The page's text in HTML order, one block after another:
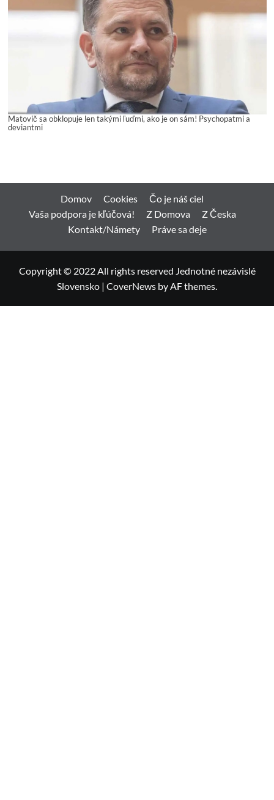
Matovič sa obklopuje len takými ľuďmi, ako je on sám! Psychopatmi a
deviantmi
Domov Cookies
Čo je náš ciel
Vaša podpora je kľúčová!
Z Domova
Z Česka
Kontakt/Námety
Práve sa deje
Copyright © 2022 All rights reserved Jednotné nezávislé
Slovensko | CoverNews by AF themes.